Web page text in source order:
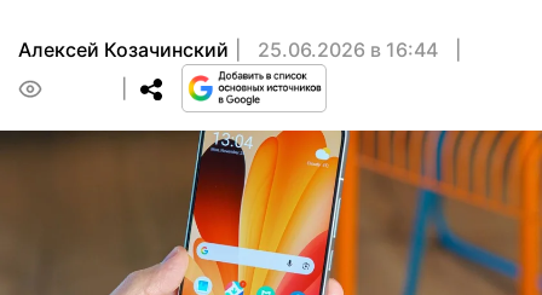
Алексей Козачинский
25.06.2026 в 16:44